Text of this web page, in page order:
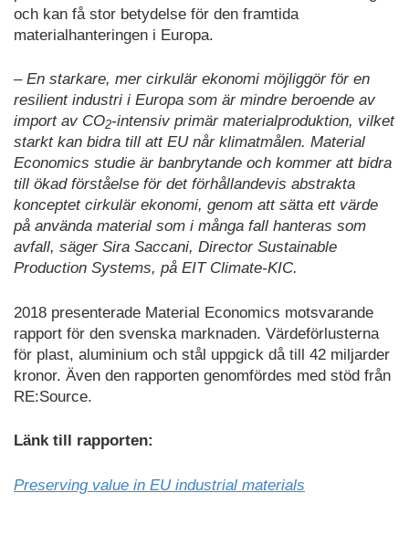
och kan få stor betydelse för den framtida
materialhanteringen i Europa.
– En starkare, mer cirkulär ekonomi möjliggör för en
resilient industri i Europa som är mindre beroende av
import av CO2-intensiv primär materialproduktion, vilket
starkt kan bidra till att EU når klimatmålen. Material
Economics studie är banbrytande och kommer att bidra
till ökad förståelse för det förhållandevis abstrakta
konceptet cirkulär ekonomi, genom att sätta ett värde
på använda material som i många fall hanteras som
avfall, säger Sira Saccani, Director Sustainable
Production Systems, på EIT Climate-KIC.
2018 presenterade Material Economics motsvarande
rapport för den svenska marknaden. Värdeförlusterna
för plast, aluminium och stål uppgick då till 42 miljarder
kronor. Även den rapporten genomfördes med stöd från
RE:Source.
Länk till rapporten:
Preserving value in EU industrial materials